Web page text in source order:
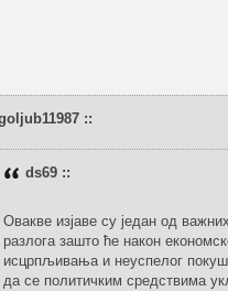
::
ds69 ::
Овакве изјаве су један од важних
разлога зашто ће након
исцрпљивања и неуспелог
да се политичким средствима